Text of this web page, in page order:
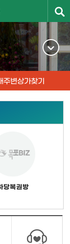
주변상가찾기
당복권방